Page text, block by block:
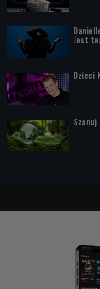
Jest
Dzieci